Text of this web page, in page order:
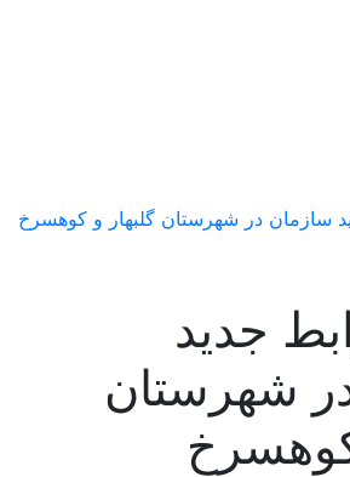
سازمان در شهرستان گلبهار و کوهسرخ
جدید
شهرستان
کوهسرخ